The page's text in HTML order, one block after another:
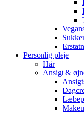
Personlig pleje
Hår
Ansigt &